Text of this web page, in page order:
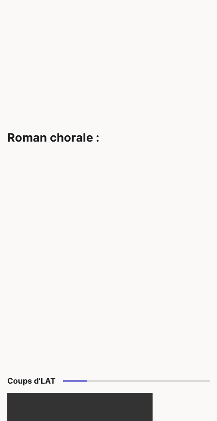
Roman chorale :
Coups d’LAT